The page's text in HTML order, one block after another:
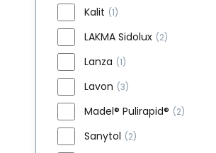
Kalit (1)
LAKMA Sidolux (2)
Lanza (1)
Lavon (3)
Madel® Pulirapid® (2)
Sanytol (2)